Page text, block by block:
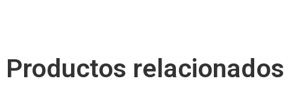
Productos relacionados